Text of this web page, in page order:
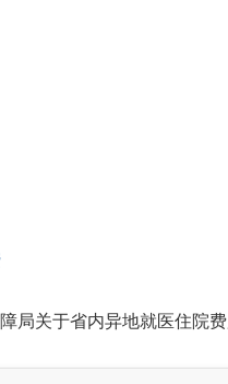
局关于省内异地就医住院